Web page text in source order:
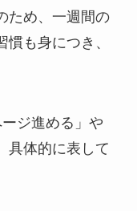
ため、一週間の
も身につき、
ジ進める」や
具体的に表して